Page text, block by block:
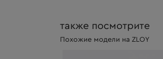
также посмотрите
Похожие модели на ZLOY